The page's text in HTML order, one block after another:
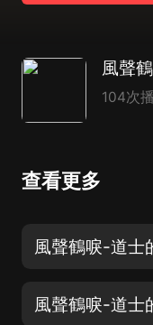
104次
查看更多
風聲鶴唳-道士
風聲鶴唳-道士